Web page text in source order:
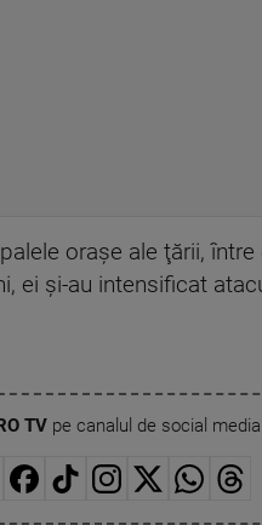
oraşe ale ţării,
ei şi-au intensificat
TVpe canalul de social